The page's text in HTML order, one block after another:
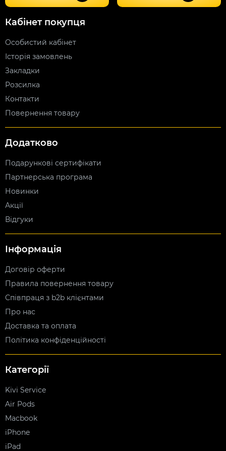
Кабінет покупця
Особистий кабінет
Історія замовлень
Закладки
Розсилка
Контакти
Повернення товару
Додатково
Подарункові сертифікати
Партнерська програма
Новинки
Акції
Відгуки
Інформація
Договір оферти
Правила повернення товару
Співпраця з b2b клієнтами
Про нас
Доставка та оплата
Політика конфіденційності
Категорії
Kivi Service
Air Pods
Macbook
iPhone
iPad